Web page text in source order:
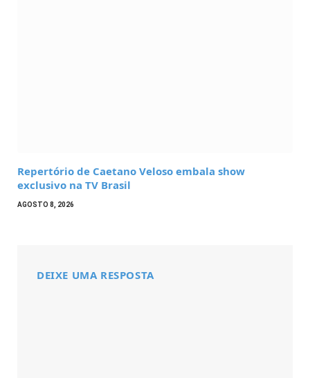
Repertório de Caetano Veloso embala show
exclusivo na TV Brasil
AGOSTO 8, 2026
DEIXE UMA RESPOSTA